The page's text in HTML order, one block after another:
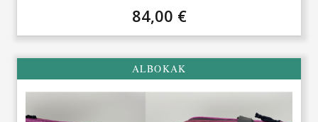
84,00 €
ALBOKAK